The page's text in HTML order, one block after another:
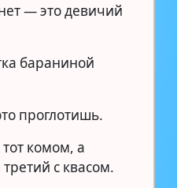
— это девичий
бараниной
проглотишь.
комом, а
с квасом.